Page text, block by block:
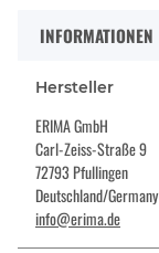
INFORMATIONEN
Hersteller
ERIMA GmbH
Carl-Zeiss-Straße 9
72793 Pfullingen
Deutschland/Germany
info@erima.de